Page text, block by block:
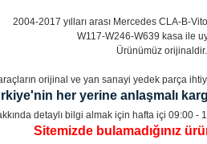
2004-2017 yılları arası Mercedes CLA-B-
W117-W246-W639 kasa ile
Ürünümüz orijinaldir.
orijinal ve yan sanayi yedek parça
her yerine anlaşmalı
detaylı bilgi almak için hafta içi 09:00 -
Sitemizde bulamadığınız